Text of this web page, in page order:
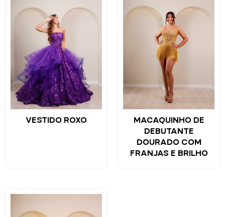
VESTIDO ROXO
MACAQUINHO DE
DEBUTANTE
DOURADO COM
FRANJAS E BRILHO